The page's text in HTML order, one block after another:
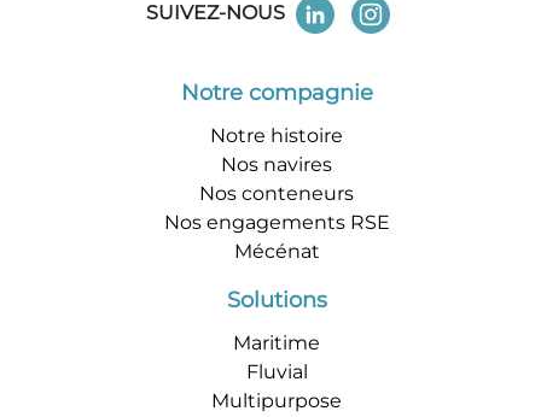
SUIVEZ-NOUS
Notre compagnie
Notre histoire
Nos navires
Nos conteneurs
Nos engagements RSE
Mécénat
Solutions
Maritime
Fluvial
Multipurpose